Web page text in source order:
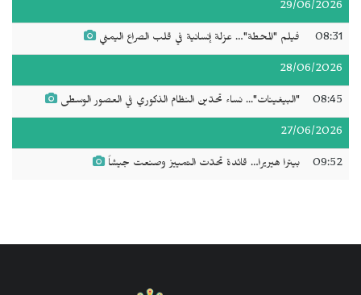
29/06/2026
08:31 فيلم "المحطة"… عزلة إنسانية في قلب الصراع اليمني
28/06/2026
08:45 "البيغينات"... نساء تحدّين النظام الذكوري في العصور الوسطى
27/06/2026
09:52 بيترا هيريرا… قائدة تحدّت التمييز وصنعت جيشاً